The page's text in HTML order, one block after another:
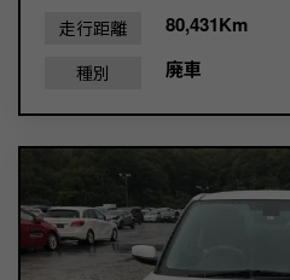
走行距離 80,431Km
種別 廃車